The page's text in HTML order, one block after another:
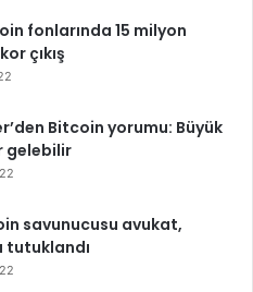
fonlarında 15 milyon
çıkış
Bitcoin yorumu: Büyük
gelebilir
savunucusu avukat,
tutuklandı